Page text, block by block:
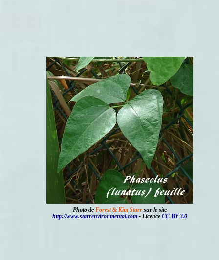
Photo de Forest & Kim Starr sur le site
http://www.starrenvironmental.com - Licence CC BY 3.0